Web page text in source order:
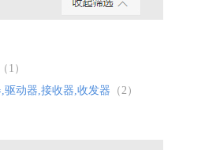
（1）
驱动器,接收器,收发器 （2）